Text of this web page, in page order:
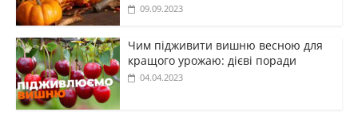
09.09.2023
Чим підживити вишню весною для
кращого урожаю: дієві поради
04.04.2023